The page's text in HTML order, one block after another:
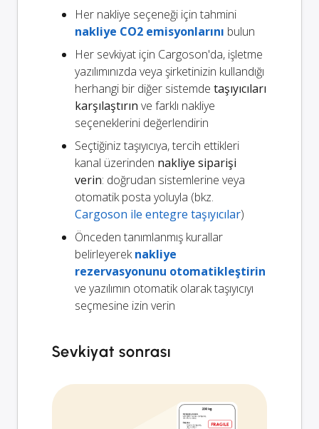
Her nakliye seçeneği için tahmini
nakliye CO2 emisyonlarını bulun
Her sevkiyat için Cargoson'da, işletme
yazılımınızda veya şirketinizin kullandığı
herhangi bir diğer sistemde taşıyıcıları
karşılaştırın ve farklı nakliye
seçeneklerini değerlendirin
Seçtiğiniz taşıyıcıya, tercih ettikleri
kanal üzerinden nakliye siparişi
verin: doğrudan sistemlerine veya
otomatik posta yoluyla (bkz.
Cargoson ile entegre taşıyıcılar)
Önceden tanımlanmış kurallar
belirleyereknakliye
rezervasyonunu otomatikleştirin
ve yazılımın otomatik olarak taşıyıcıyı
seçmesine izin verin
Sevkiyat sonrası